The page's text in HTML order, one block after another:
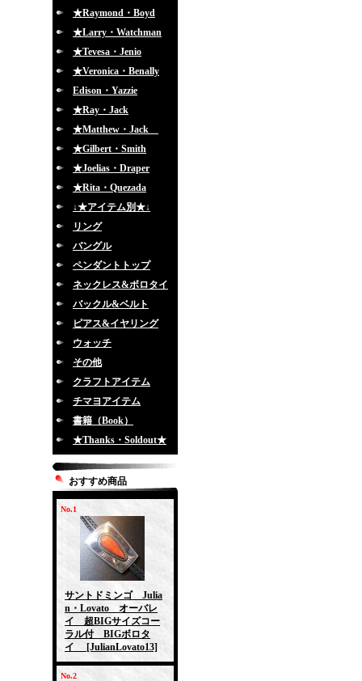
★Raymond・Boyd
★Larry・Watchman
★Tevesa・Jenio
★Veronica・Benally
Edison・Yazzie
★Ray・Jack
★Matthew・Jack
★Gilbert・Smith
★Joelias・Draper
★Rita・Quezada
↓★アイテム別★↓
リング
バングル
ペンダントトップ
ネックレス&ボロタイ
バックル&ベルト
ピアス&イヤリング
ウォッチ
その他
クラフトアイテム
チマヨアイテム
書籍（Book）
★Thanks・Soldout★
おすすめ商品
No.1
サントドミンゴ Julia
n・Lovato オーバレ
イ 超BIGサイズコー
ラル付 BIGボロタ
イ
[JulianLovato13]
No.2